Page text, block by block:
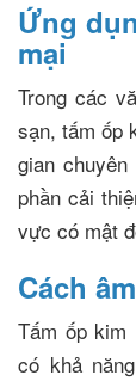
Ứng
mại
Trong các
sạn, tấm ốp
gian
phần cải
vực có mật
Cách
Tấm ốp
có khả